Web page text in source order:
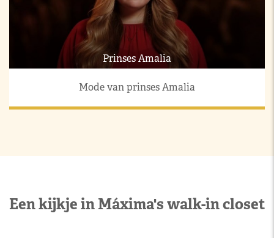
Prinses Amalia
Mode van prinses Amalia
Een kijkje in Máxima's walk-in closet